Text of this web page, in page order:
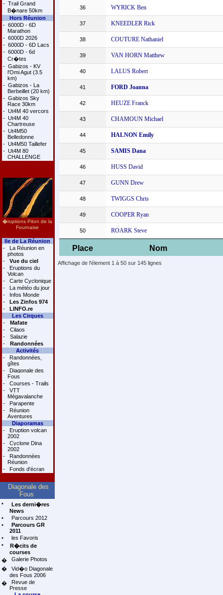
- Trail Grand
B�nare 50km
Hors Réunion
- 6000D - 6D
Marathon
- 6000D 2026
- 6000D - 6D Lacs
- 6000D - 6d
Cr�tes
- Gabizos - KV
l'Omi Agut (3.5
km)
- Gabizos - La
Berbeillet (20 km)
- Gabizos Sky
Race 30km
- Ut4M 40 vercors
- Ut4M 40
Chartreuse
- Ut4M50
Belledonne
- Ut4M50 Taillefer
- Ut4M 80
CHALLENGE
�ruptions Piton de la
Fournaise
Ile de La Réunion
-
La Réunion en
photos
-
Vue du ciel
-
Eruptions du
Volcan
-
Carte Cyclonique
-
La météo du jour
-
Infos Monde
-
Les Zinfos 974
-
LINFO.re
Les Cirques
-
Mafate
-
Cilaos
-
Salazie
-
Randonnées
Activités
-
Randonnées,
gîtes
-
Diagonale des
Fous
-
Courses - Trails
-
VTT
Mégavalanche
-
Parapente
-
Réunion
Aventures
Diaporamas
-
Eruption volcan
2002
-
Cyclone Dina
2002
-
Randonnées
Réunion
-
Fonds d'écran
Diagonale des
Fous
•
Les derni�res
News
•
Parcours 2012
•
Parcours GR
2011
•
les Favoris
•
R�cits de
courses
�
Galerie Photos
�
Vid�o Diagonale
des Fous 2006
�
Revue de
Presse
Place Nom
36 WYRICK Ben
37 KNEEDLER Rick
38 COUTURE Nathaniel
39 VAN HORN Matthew
40 LALUS Robert
41 FORD Joanna
42 HEUZE Franck
43 CHAMOUN Michael
44 HALNON Emily
45 SAMIS Dana
46 HUSS David
47 GUNN Drew
48 TWIGGS Chris
49 COOPER Ryan
50 ROARK Steve
Affichage de l'élement 1 à 50 sur 145 lignes